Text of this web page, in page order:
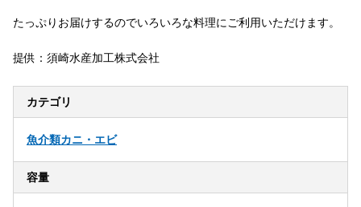
たっぷりお届けするのでいろいろな料理にご利用いただけます。
提供：須崎水産加工株式会社
カテゴリ
魚介類カニ・エビ
容量